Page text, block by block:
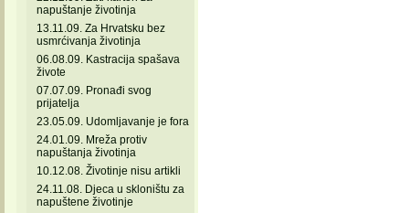
napuštanje životinja
13.11.09. Za Hrvatsku bez
usmrćivanja životinja
06.08.09. Kastracija spašava
živote
07.07.09. Pronađi svog
prijatelja
23.05.09. Udomljavanje je fora
24.01.09. Mreža protiv
napuštanja životinja
10.12.08. Životinje nisu artikli
24.11.08. Djeca u skloništu za
napuštene životinje